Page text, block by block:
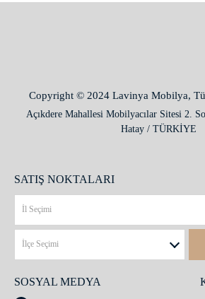
Copyright © 2024 Lavinya Mobilya,
Açıkdere Mahallesi Mobilyacılar Sitesi 2.
Hatay / TÜRKİYE
SATIŞ NOKTALARI
SOSYAL MEDYA